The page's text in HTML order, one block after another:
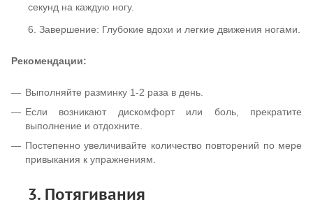
секунд на каждую ногу.
6. Завершение: Глубокие вдохи и легкие движения ногами.
Рекомендации:
Выполняйте разминку 1-2 раза в день.
Если возникают дискомфорт или боль, прекратите
выполнение и отдохните.
Постепенно увеличивайте количество повторений по мере
привыкания к упражнениям.
3. Потягивания